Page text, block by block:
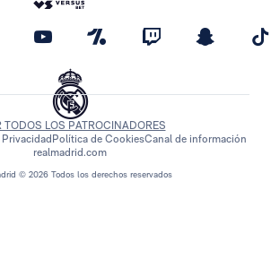
© 2026 Todos los derechos reservados
TODOS LOS PATROCINADORES
Política de CookiesCanal de información
realmadrid.com